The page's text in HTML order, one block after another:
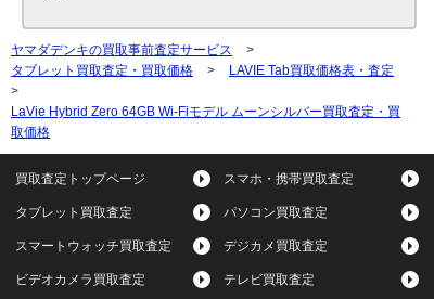
ヤマダデンキの買取事前査定サービス
>
タブレット買取査定・買取価格
>
LAVIE Tab買取価格表・査定
>
LaVie Hybrid Zero 64GB Wi-Fiモデル ムーンシルバー買取査定・買
取価格
買取査定トップページ スマホ・携帯買取査定
タブレット買取査定 パソコン買取査定
スマートウォッチ買取査定 デジカメ買取査定
ビデオカメラ買取査定 テレビ買取査定